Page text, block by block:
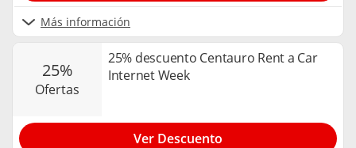
Más información
25%
ofertas
25% descuento Centauro Rent a Car
Internet Week
Ver Descuento